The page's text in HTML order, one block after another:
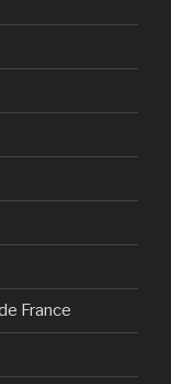
France